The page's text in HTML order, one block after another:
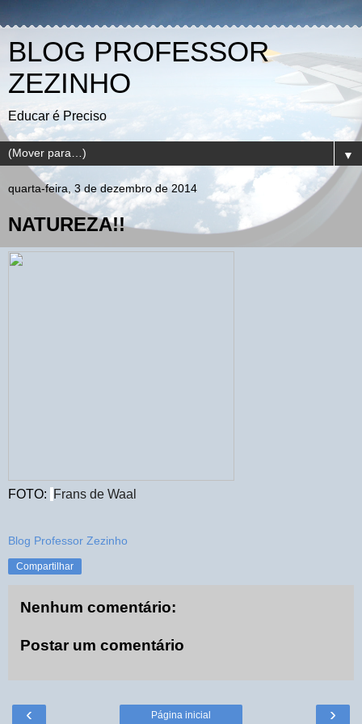
BLOG PROFESSOR
ZEZINHO
Educar é Preciso
▼
quarta-feira, 3 de dezembro de 2014
NATUREZA!!
FOTO: Frans de Waal
Blog Professor Zezinho
Compartilhar
Nenhum comentário:
Postar um comentário
‹ ›
Página inicial